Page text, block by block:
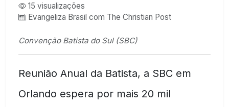
15 visualizações
Evangeliza Brasil com The Christian Post
Convenção Batista do Sul (SBC)
Reunião Anual da Batista, a SBC em
Orlando espera por mais 20 mil